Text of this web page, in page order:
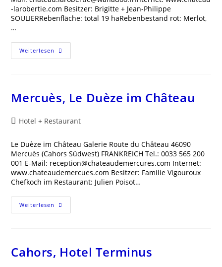
-larobertie.com Besitzer: Brigitte + Jean-Philippe
SOULIERRebenfläche: total 19 haRebenbestand rot: Merlot,
…
Weiterlesen Château
La
Mercuès, Le Duèze im Château
Beitrags-
Hotel + Restaurant
Le Duèze im Château Galerie Route du Château 46090
Mercuès (Cahors Südwest) FRANKREICH Tel.: 0033 565 200
001 E-Mail: reception@chateaudemercures.com Internet:
www.chateaudemercues.com Besitzer: Familie Vigouroux
Chefkoch im Restaurant: Julien Poisot…
Weiterlesen Mercuès,
Le
Cahors, Hotel Terminus